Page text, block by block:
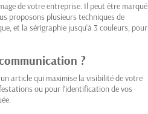
de votre entreprise. Il peut être marqué
proposons plusieurs techniques de
et la sérigraphie jusqu'à 3 couleurs, pour
?
article qui maximise la visibilité de votre
ou pour l'identification de vos